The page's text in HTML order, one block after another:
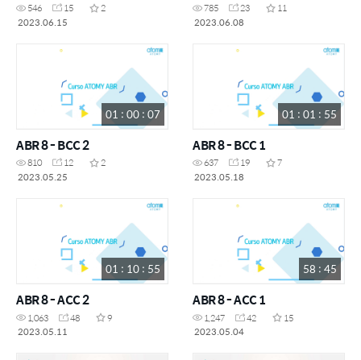
546 15
2
2023.06.15
785 23
11
2023.06.08
01 : 00 : 07
ABR 8 - BCC 2
810 12
2
2023.05.25
01 : 01 : 55
ABR 8 - BCC 1
637 19
7
2023.05.18
01 : 10 : 55
ABR 8 - ACC 2
1,063 48
9
2023.05.11
58 : 45
ABR 8 - ACC 1
1,247 42
15
2023.05.04